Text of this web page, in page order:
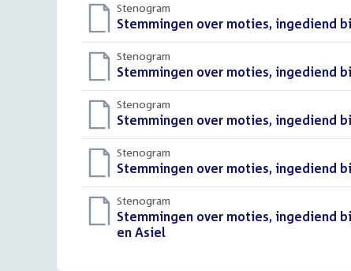
Stenogram
Download
bestand:
Stemmingen over moties, ingediend
Stenogram
Download
bestand:
Stemmingen over moties, ingediend
Stenogram
Download
bestand:
Stemmingen over moties, ingediend
Stenogram
Download
bestand:
Stemmingen over moties, ingediend
Stenogram
Download
bestand:
Stemmingen over moties, ingediend
en Asiel